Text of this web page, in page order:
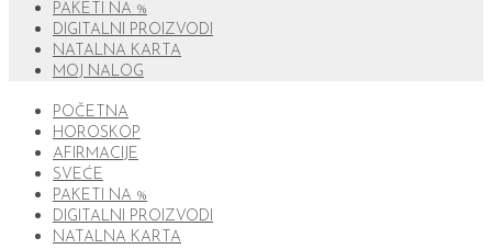
PAKETI NA %
DIGITALNI PROIZVODI
NATALNA KARTA
MOJ NALOG
POČETNA
HOROSKOP
AFIRMACIJE
SVEĆE
PAKETI NA %
DIGITALNI PROIZVODI
NATALNA KARTA